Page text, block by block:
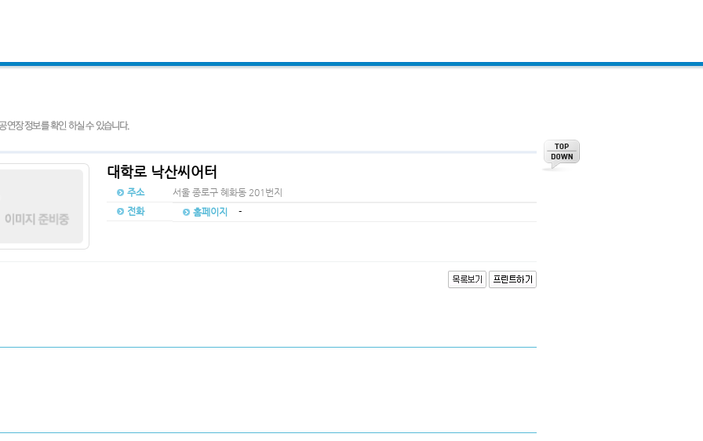
대학로 낙산씨어터
주소
서울 종로구 혜화동 201번지
전화
홈페이지 -